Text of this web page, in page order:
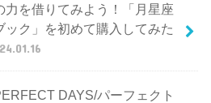
力を借りてみよう！「月星座
ック」を初めて購入してみた
DAYS/パーフェクト